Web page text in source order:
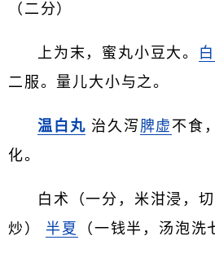
（二分）
上为末，蜜丸小豆大。
二服。量儿大小与之。
温白丸 治久泻 脾虚 不食
化。
白术（一分，米泔浸，
炒） 半夏 （一钱半，汤泡洗